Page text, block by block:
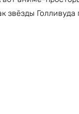
звёзды Голливуда